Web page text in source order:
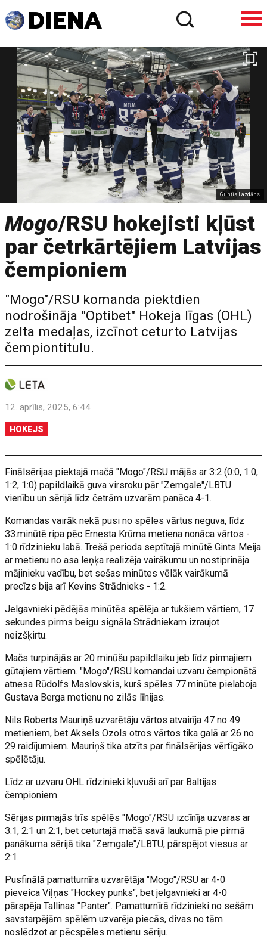
Guntis Lazdāns
Mogo/RSU hokejisti kļūst
par četrkārtējiem Latvijas
čempioniem
"Mogo"/RSU komanda piektdien
nodrošināja "Optibet" Hokeja līgas (OHL)
zelta medaļas, izcīnot ceturto Latvijas
čempiontitulu.
12. aprīlis, 2025, 6:44
HOKEJS
Finālsērijas piektajā mačā "Mogo"/RSU mājās ar 3:2 (0:0, 1:0,
1:2, 1:0) papildlaikā guva virsroku pār "Zemgale"/LBTU
vienību un sērijā līdz četrām uzvarām panāca 4-1.
Komandas vairāk nekā pusi no spēles vārtus neguva, līdz
33.minūtē ripa pēc Ernesta Krūma metiena nonāca vārtos -
1:0 rīdzinieku labā. Trešā perioda septītajā minūtē Gints Meija
ar metienu no asa leņķa realizēja vairākumu un nostiprināja
mājinieku vadību, bet sešas minūtes vēlāk vairākumā
precīzs bija arī Kevins Strādnieks - 1:2.
Jelgavnieki pēdējās minūtēs spēlēja ar tukšiem vārtiem, 17
sekundes pirms beigu signāla Strādniekam izraujot
neizšķirtu.
Mačs turpinājās ar 20 minūšu papildlaiku jeb līdz pirmajiem
gūtajiem vārtiem. "Mogo"/RSU komandai uzvaru čempionātā
atnesa Rūdolfs Maslovskis, kurš spēles 77.minūte pielaboja
Gustava Berga metienu no zilās līnijas.
Nils Roberts Mauriņš uzvarētāju vārtos atvairīja 47 no 49
metieniem, bet Aksels Ozols otros vārtos tika galā ar 26 no
29 raidījumiem. Mauriņš tika atzīts par finālsērijas vērtīgāko
spēlētāju.
Līdz ar uzvaru OHL rīdzinieki kļuvuši arī par Baltijas
čempioniem.
Sērijas pirmajās trīs spēlēs "Mogo"/RSU izcīnīja uzvaras ar
3:1, 2:1 un 2:1, bet ceturtajā mačā savā laukumā pie pirmā
panākuma sērijā tika "Zemgale"/LBTU, pārspējot viesus ar
2:1.
Pusfinālā pamatturnīra uzvarētāja "Mogo"/RSU ar 4-0
pieveica Viļņas "Hockey punks", bet jelgavnieki ar 4-0
pārspēja Tallinas "Panter". Pamatturnīrā rīdzinieki no sešām
savstarpējām spēlēm uzvarēja piecās, divas no tām
noslēdzot ar pēcspēles metienu sēriju.